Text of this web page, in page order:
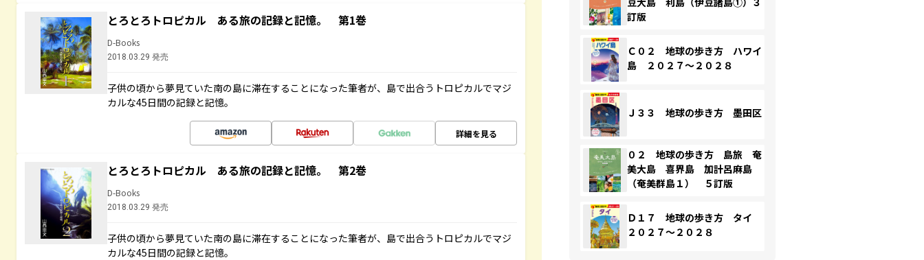
とろとろトロピカル ある旅の記録と記憶。 第1巻
D-Books
2018.03.29 発売
子供の頃から夢見ていた南の島に滞在することになった筆者が、島で出合うトロピカルでマジ
カルな45日間の記録と記憶。
詳細を見る
とろとろトロピカル ある旅の記録と記憶。 第2巻
D-Books
2018.03.29 発売
子供の頃から夢見ていた南の島に滞在することになった筆者が、島で出合うトロピカルでマジ
カルな45日間の記録と記憶。
訂版
Ｃ０２ 地球の歩き方 ハワイ
島 ２０２７～２０２８
Ｊ３３ 地球の歩き方 墨田区
０２ 地球の歩き方 島旅 奄
美大島 喜界島 加計呂麻島
（奄美群島１） ５訂版
Ｄ１７ 地球の歩き方 タイ
２０２７～２０２８